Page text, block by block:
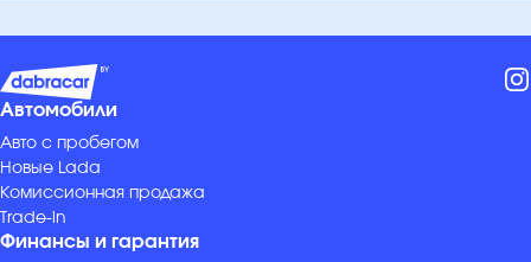
Автомобили
Авто с пробегом
Новые Lada
Комиссионная продажа
Trade-in
Финансы и гарантия